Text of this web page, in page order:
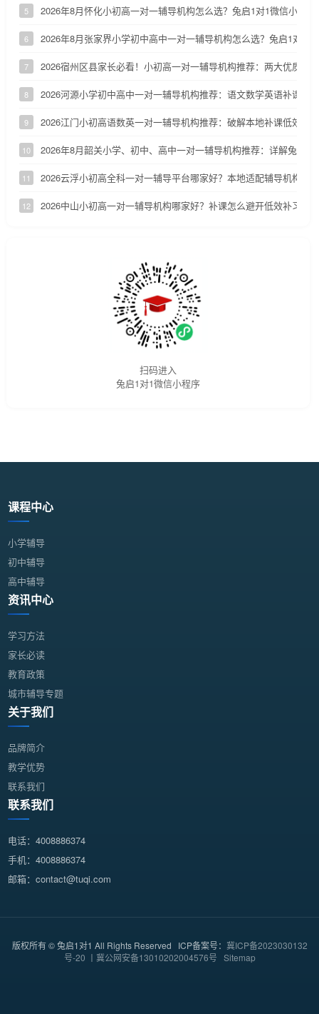
5 2026年8月怀化小初高一对一辅导机构怎么选？兔启1对1微信小程
6 2026年8月张家界小学初中高中一对一辅导机构怎么选？兔启1对1
7 2026宿州区县家长必看！小初高一对一辅导机构推荐：两大优质小
8 2026河源小学初中高中一对一辅导机构推荐：语文数学英语补课机
9 2026江门小初高语数英一对一辅导机构推荐：破解本地补课低效、
10 2026年8月韶关小学、初中、高中一对一辅导机构推荐：详解兔启1
11 2026云浮小初高全科一对一辅导平台哪家好？本地适配辅导机构深
12 2026中山小初高一对一辅导机构哪家好？补课怎么避开低效补习陷阱
扫码进入
兔启1对1微信小程序
课程中心
小学辅导
初中辅导
高中辅导
资讯中心
学习方法
家长必读
教育政策
城市辅导专题
关于我们
品牌简介
教学优势
联系我们
联系我们
电话：4008886374
手机：4008886374
邮箱：contact@tuqi.com
版权所有 © 兔启1对1 All Rights Reserved ICP备案号： 冀ICP备2023030132
号-20 丨冀公网安备13010202004576号 Sitemap